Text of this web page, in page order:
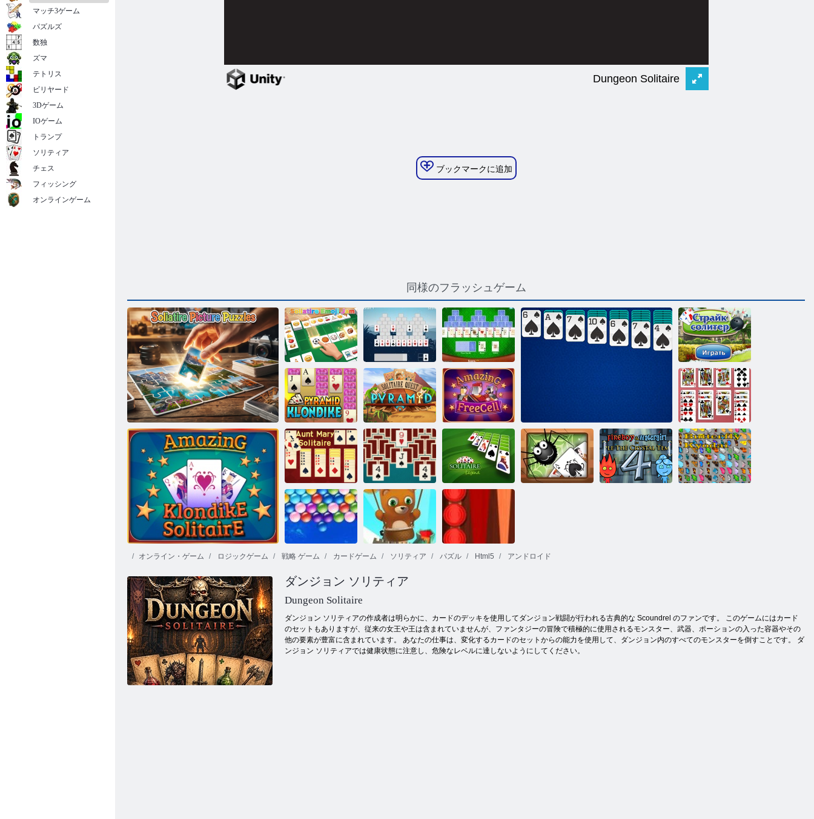
ブックマークに追加
同様のフラッシュゲーム
ソリティア ピクチャー パズル
ソリティア絵
文字ジャム
ソリティア6ピ
ークス
トライピーク
をソリティア
ストライクソ
リティア
ピラミッドク
ロンダイク
ソリティアク
エストピラミ
ッド
すばらしいクロンダイクソリティア
素晴らしい
Freecell Solitaire
猫ソリティア
メアリーソリ
ティア叔母
マッチソリテ
ィア
ソリティア伝
ムゲン ば ぶる
永遠のバブル
シューター
オンライン・ゲーム ロジックゲーム 戦略 ゲーム カードゲーム ソリティア パズル Html5 アンドロイド
ダンジョン ソリティア
Dungeon Solitaire
ダンジョン ソリティアの作成者は明らかに、カードのデッキを使用してダンジョン戦闘が行われる古典的な Scoundrel のファンです。 このゲームにはカード
のセットもありますが、従来の女王や王は含まれていませんが、ファンタジーの冒険で積極的に使用されるモンスター、武器、ポーションの入った容器やその
他の要素が豊富に含まれています。 あなたの仕事は、変化するカードのセットからの能力を使用して、ダンジョン内のすべてのモンスターを倒すことです。 ダ
ンジョン ソリティアでは健康状態に注意し、危険なレベルに達しないようにしてください。
マッチ3ゲーム
パズルズ
数独
ズマ
テトリス
ビリヤード
3Dゲーム
IOゲーム
トランプ
ソリティア
チェス
フィッシング
オンラインゲーム